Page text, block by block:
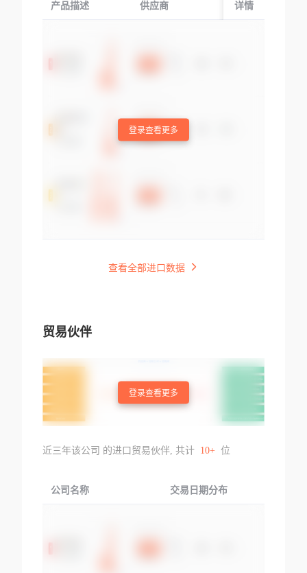
产品描述 供应商 起运国/地区
详情
登录查看更多
查看全部进口数据
贸易伙伴
登录查看更多
近三年该公司 的进口贸易伙伴, 共计 10+ 位
公司名称 交易日期分布